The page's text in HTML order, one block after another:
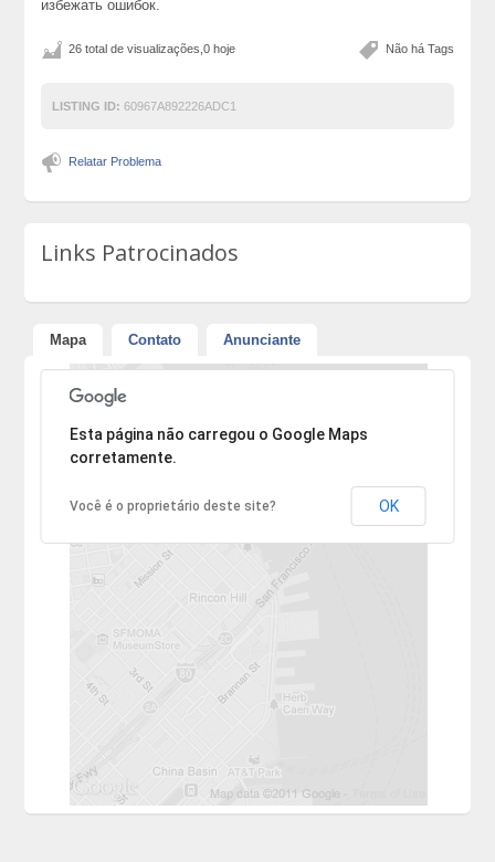
избежать ошибок.
Não há Tags
26 total de visualizações,0 hoje
LISTING ID: 60967A892226ADC1
Relatar Problema
Links Patrocinados
Mapa Contato Anunciante
Desculpe, mas o endereço não pôde ser encontrado.
Esta página não carregou o Google Maps
corretamente.
Você é o proprietário deste site? OK